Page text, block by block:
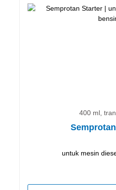
400 ml,
untuk mesin